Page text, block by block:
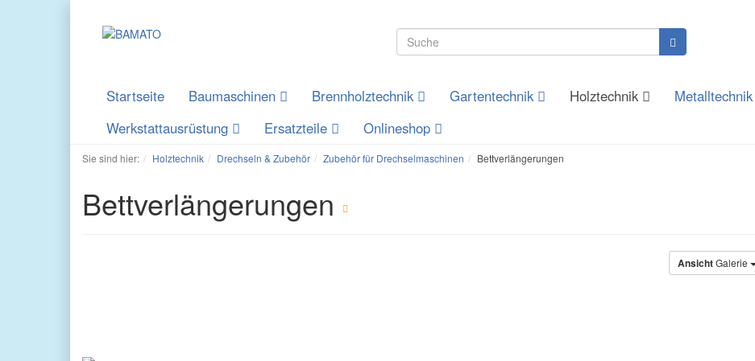
Startseite Baumaschinen Brennholztechnik Gartentechnik Holztechnik Metalltechnik
Werkstattausrüstung
Ersatzteile Onlineshop
Sie sind hier: Holztechnik Drechseln & Zubehör Zubehör für Drechselmaschinen Bettverlängerungen
Bettverlängerungen
AnsichtGalerie